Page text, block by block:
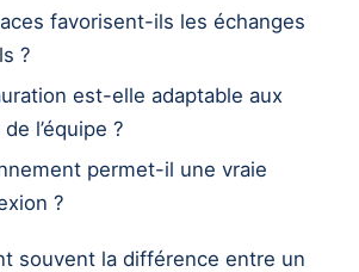
favorisent-ils les échanges
?
est-elle adaptable aux
l’équipe ?
permet-il une vraie
?
souvent la différence entre un